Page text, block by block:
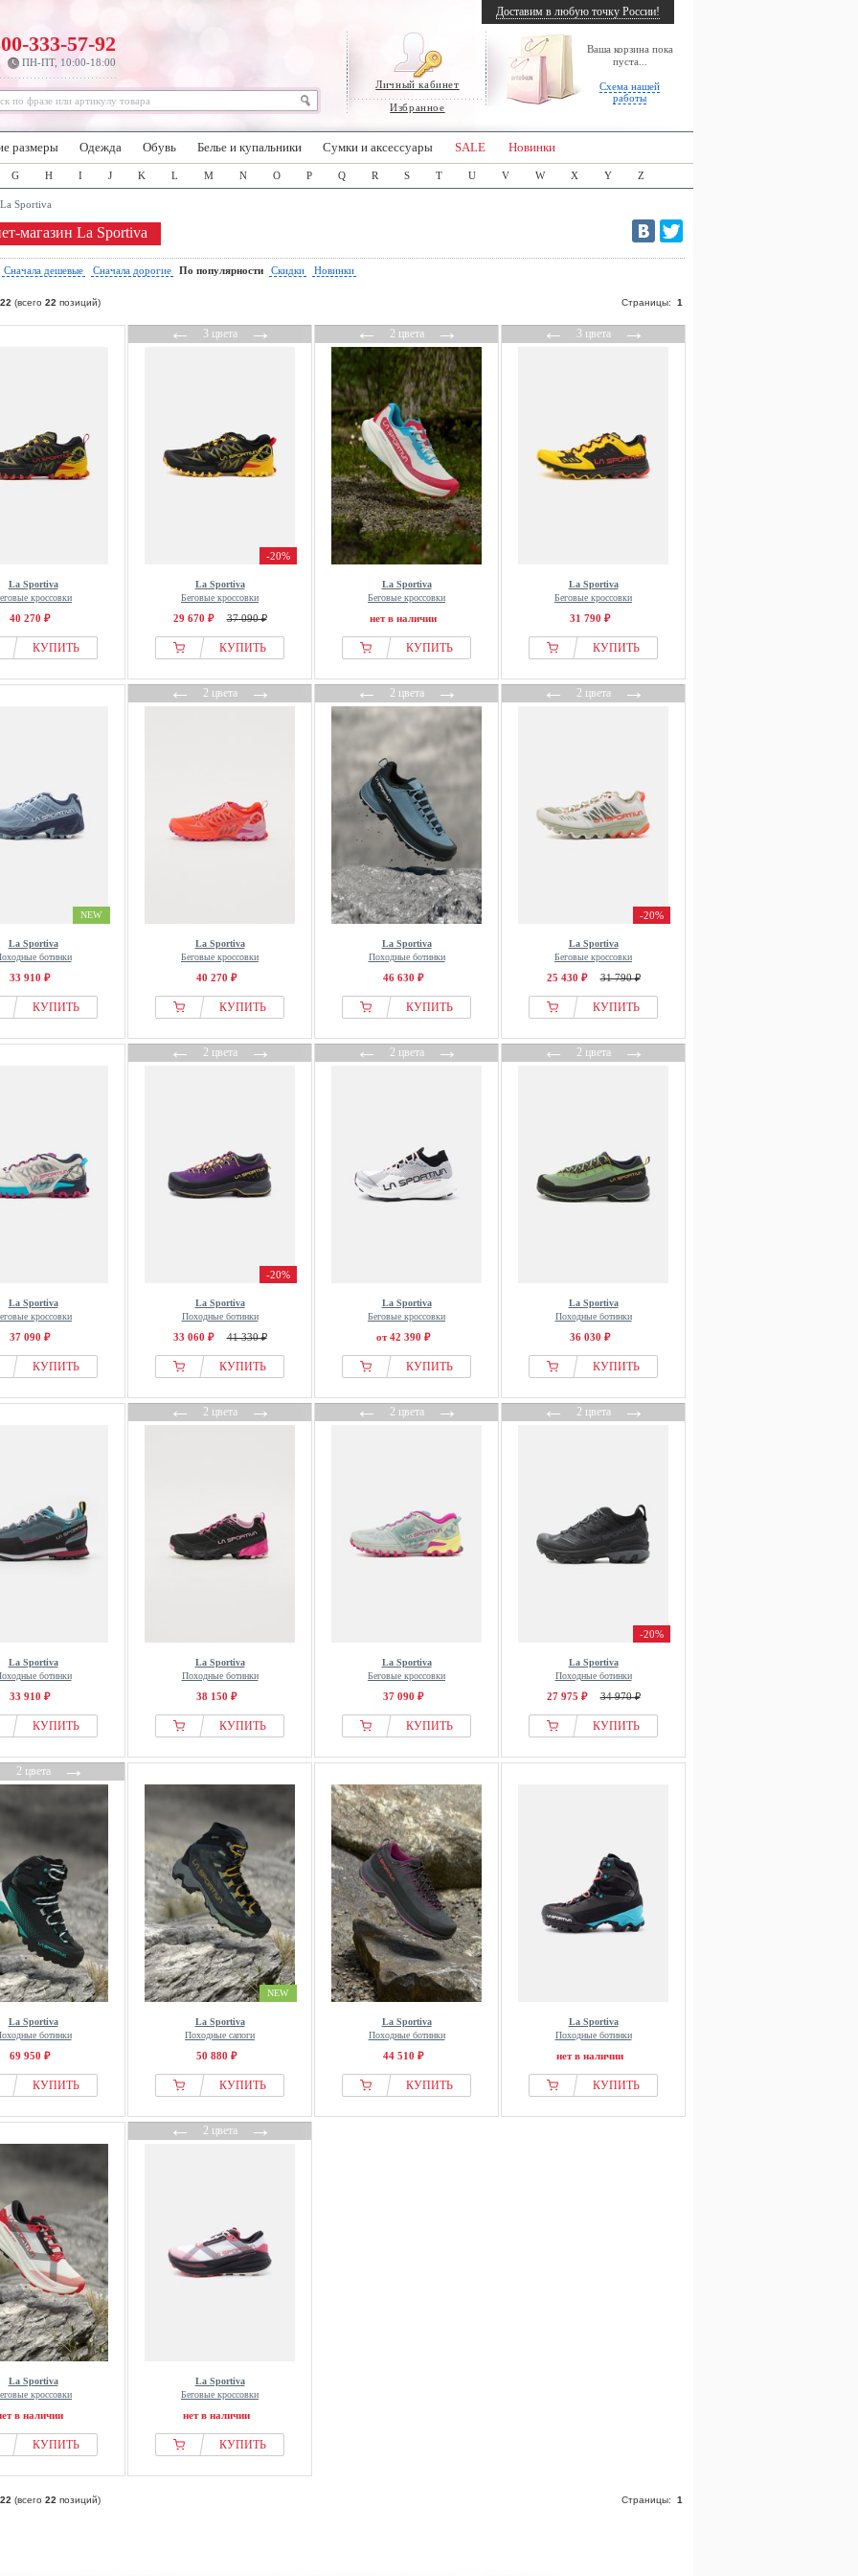
Личный кабинет
Избранное
Ваша корзина пока
пуста...
Схема нашей
работы
333-57-92
ПН-ПТ, 10:00-18:00
Доставим в любую точку России!
размеры Одежда Обувь Белье и купальники Сумки и аксессуары SALE Новинки
G H I J K L M N O P Q R S T U V W X Y Z
La Sportiva
магазин La Sportiva
Сначала дешевые Сначала дорогие По популярности Скидки Новинки
22 (всего 22 позиций) Страницы: 1
La Sportiva
кроссовки
40 270 ₽
КУПИТЬ
←3 цвета→
-20%
La Sportiva
Беговые кроссовки
29 670 ₽ 37 090 ₽
КУПИТЬ
←2 цвета→
La Sportiva
Беговые кроссовки
нет в наличии
КУПИТЬ
←3 цвета→
La Sportiva
Беговые кроссовки
31 790 ₽
КУПИТЬ
NEW
La Sportiva
ботинки
33 910 ₽
КУПИТЬ
←2 цвета→
La Sportiva
Беговые кроссовки
40 270 ₽
КУПИТЬ
←2 цвета→
La Sportiva
Походные ботинки
46 630 ₽
КУПИТЬ
←2 цвета→
-20%
La Sportiva
Беговые кроссовки
25 430 ₽ 31 790 ₽
КУПИТЬ
La Sportiva
кроссовки
37 090 ₽
КУПИТЬ
←2 цвета→
-20%
La Sportiva
Походные ботинки
33 060 ₽ 41 330 ₽
КУПИТЬ
←2 цвета→
La Sportiva
Беговые кроссовки
от 42 390 ₽
КУПИТЬ
←2 цвета→
La Sportiva
Походные ботинки
36 030 ₽
КУПИТЬ
La Sportiva
ботинки
33 910 ₽
КУПИТЬ
←2 цвета→
La Sportiva
Походные ботинки
38 150 ₽
КУПИТЬ
←2 цвета→
La Sportiva
Беговые кроссовки
37 090 ₽
КУПИТЬ
←2 цвета→
-20%
La Sportiva
Походные ботинки
27 975 ₽ 34 970 ₽
КУПИТЬ
2 цвета→
La Sportiva
ботинки
69 950 ₽
КУПИТЬ
NEW
La Sportiva
Походные сапоги
50 880 ₽
КУПИТЬ
La Sportiva
Походные ботинки
44 510 ₽
КУПИТЬ
La Sportiva
Походные ботинки
нет в наличии
КУПИТЬ
La Sportiva
кроссовки
в наличии
КУПИТЬ
←2 цвета→
La Sportiva
Беговые кроссовки
нет в наличии
КУПИТЬ
22 (всего 22 позиций) Страницы: 1